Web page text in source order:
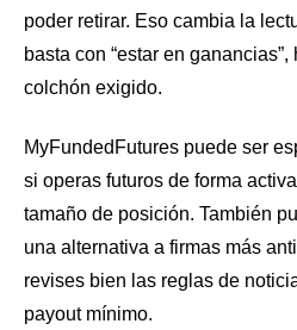
poder retirar. Eso cambia la
basta con “estar en ganancias”,
colchón exigido.
MyFundedFutures puede ser
si operas futuros de forma
tamaño de posición. También
una alternativa a firmas más
revises bien las reglas de
payout mínimo.